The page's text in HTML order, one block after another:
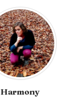
Harmony